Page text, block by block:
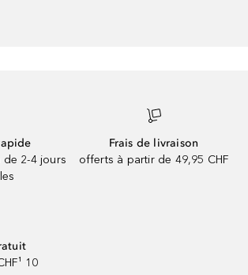
de 2-4 jours
Frais de livraison
offerts à partir de 49,95 CHF
10